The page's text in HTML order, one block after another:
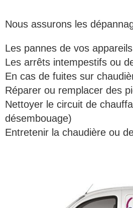
Nous assurons les
Les pannes de vos
Les arrêts intempestifs ou
En cas de fuites sur
Réparer ou remplacer des
Nettoyer le circuit de
désembouage)
Entretenir la chaudière ou